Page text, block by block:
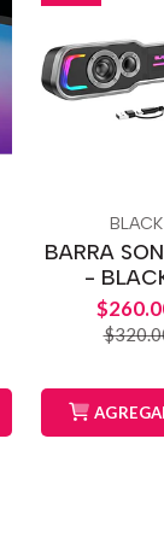
BARRA
-